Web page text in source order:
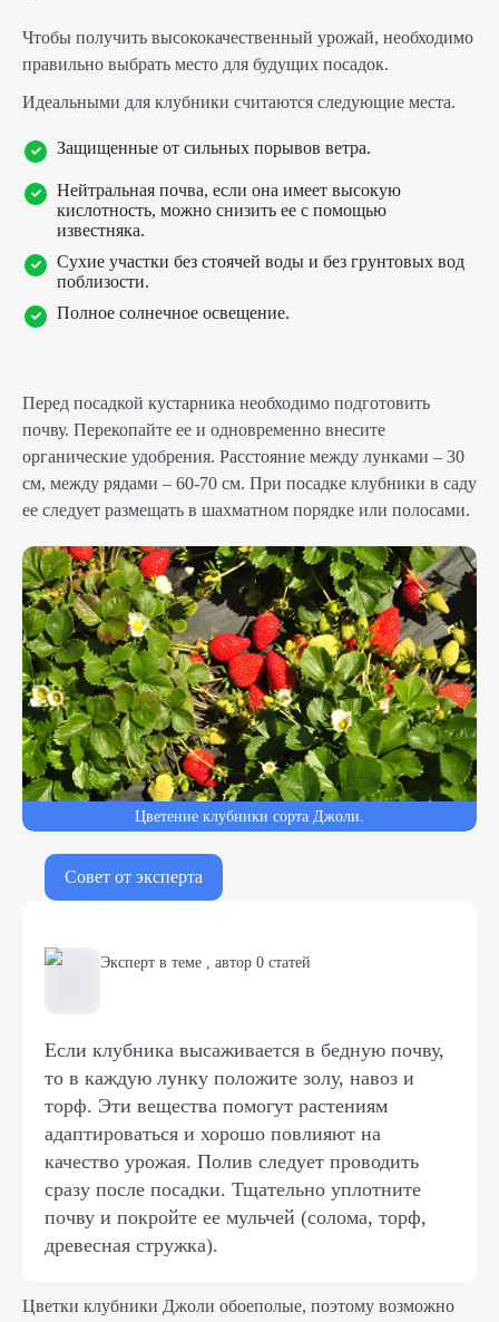
Чтобы получить высококачественный урожай, необходимо
правильно выбрать место для будущих посадок.
Идеальными для клубники считаются следующие места.
Защищенные от сильных порывов ветра.
Нейтральная почва, если она имеет высокую
кислотность, можно снизить ее с помощью
известняка.
Сухие участки без стоячей воды и без грунтовых вод
поблизости.
Полное солнечное освещение.
Перед посадкой кустарника необходимо подготовить
почву. Перекопайте ее и одновременно внесите
органические удобрения. Расстояние между лунками – 30
см, между рядами – 60-70 см. При посадке клубники в саду
ее следует размещать в шахматном порядке или полосами.
Цветение клубники сорта Джоли.
Совет от эксперта
Эксперт в теме , автор 0 статей
Если клубника высаживается в бедную почву,
то в каждую лунку положите золу, навоз и
торф. Эти вещества помогут растениям
адаптироваться и хорошо повлияют на
качество урожая. Полив следует проводить
сразу после посадки. Тщательно уплотните
почву и покройте ее мульчей (солома, торф,
древесная стружка).
Цветки клубники Джоли обоеполые, поэтому возможно